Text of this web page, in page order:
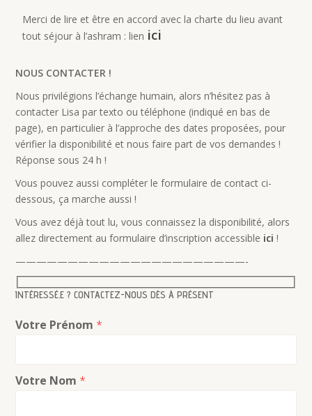
Merci de lire et être en accord avec la charte du lieu avant
tout séjour à l’ashram : lien ici
NOUS CONTACTER !
Nous privilégions l’échange humain, alors n’hésitez pas à
contacter Lisa par texto ou téléphone (indiqué en bas de
page), en particulier à l’approche des dates proposées, pour
vérifier la disponibilité et nous faire part de vos demandes !
Réponse sous 24 h !
Vous pouvez aussi compléter le formulaire de contact ci-
dessous, ça marche aussi !
Vous avez déjà tout lu, vous connaissez la disponibilité, alors
allez directement au formulaire d’inscription accessible ici !
——————————————————————-
INTÉRESSÉ.E ? CONTACTEZ-NOUS DÈS À PRÉSENT
Votre Prénom *
Votre Nom *